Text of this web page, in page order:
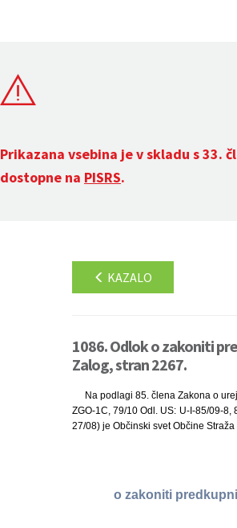
Prikazana vsebina je v skladu s 33.
dostopne na PISRS.
KAZALO
1086. Odlok o zakoniti
Zalog, stran 2267.
Na podlagi 85. člena Zakona o
ZGO-1C, 79/10 Odl. US: U-I-85/09-
27/08) je Občinski svet Občine
o zakoniti